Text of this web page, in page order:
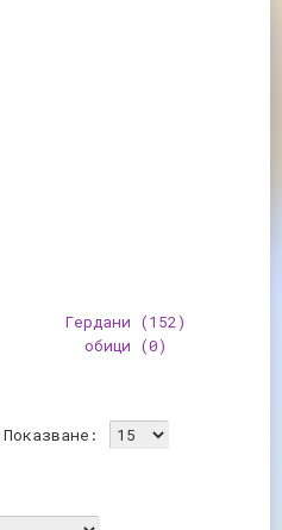
Гердани (152)
обици (0)
Показване: